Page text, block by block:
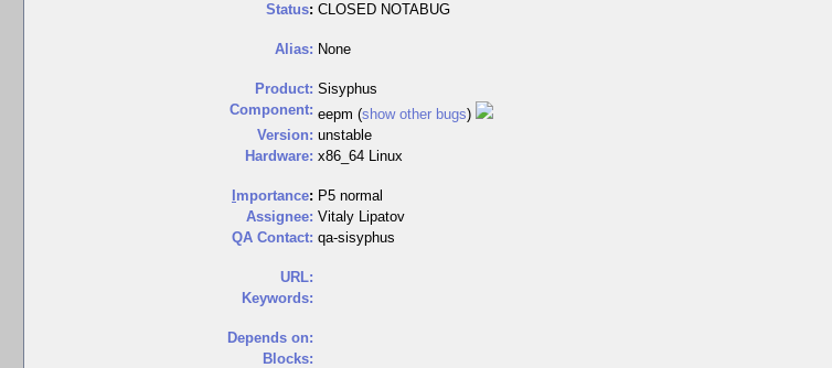
Status: CLOSED NOTABUG
Alias: None
Product: Sisyphus
Component: eepm (show other bugs)
Version: unstable
Hardware: x86_64 Linux
mportance: P5 normal
Assignee: Vitaly Lipatov
QA Contact: qa-sisyphus
URL:
Keywords:
Depends on:
Blocks: